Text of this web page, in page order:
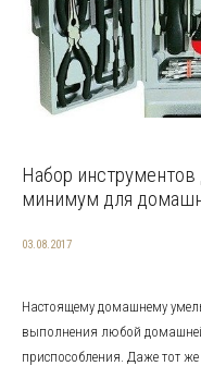
Набор
минимум для
03.08.2017
Настоящему домашнему
выполнения любой
приспособления. Даже тот